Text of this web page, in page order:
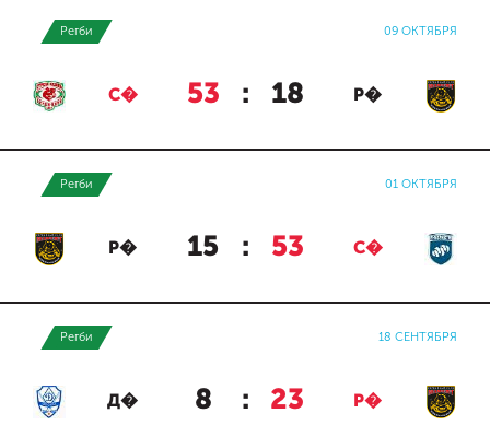
Регби 09 ОКТЯБРЯ
С� 53 : 18 Р�
Регби 01 ОКТЯБРЯ
Р� 15 : 53 С�
Регби 18 СЕНТЯБРЯ
Д� 8 : 23 Р�